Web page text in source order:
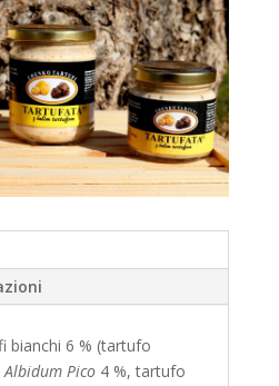
bianchi 6 % (tartufo
Albidum Pico4 %, tartufo